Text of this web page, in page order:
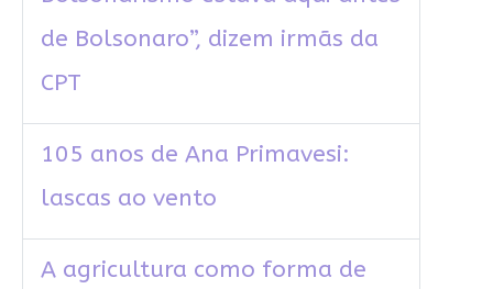
de Bolsonaro”, dizem irmãs da
CPT
105 anos de Ana Primavesi:
lascas ao vento
A agricultura como forma de